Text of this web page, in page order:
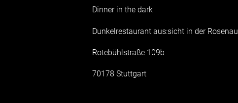
Dinner in the dark
Dunkelrestaurant aus:sicht in der Rosenau
Rotebühlstraße 109b
70178 Stuttgart